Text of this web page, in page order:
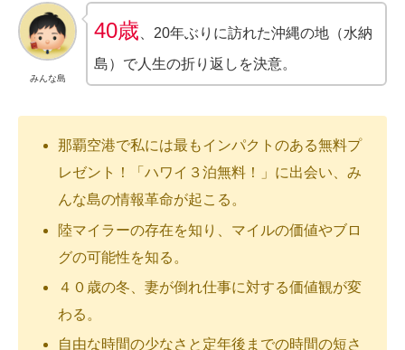
みんな島
40歳 、20年ぶりに訪れた沖縄の地（水納
島）で人生の折り返しを決意。
那覇空港で私には最もインパクトのある無料プ
レゼント！「ハワイ３泊無料！」に出会い、み
んな島の情報革命が起こる。
陸マイラーの存在を知り、マイルの価値やブロ
グの可能性を知る。
４０歳の冬、妻が倒れ仕事に対する価値観が変
わる。
自由な時間の少なさと定年後までの時間の短さ